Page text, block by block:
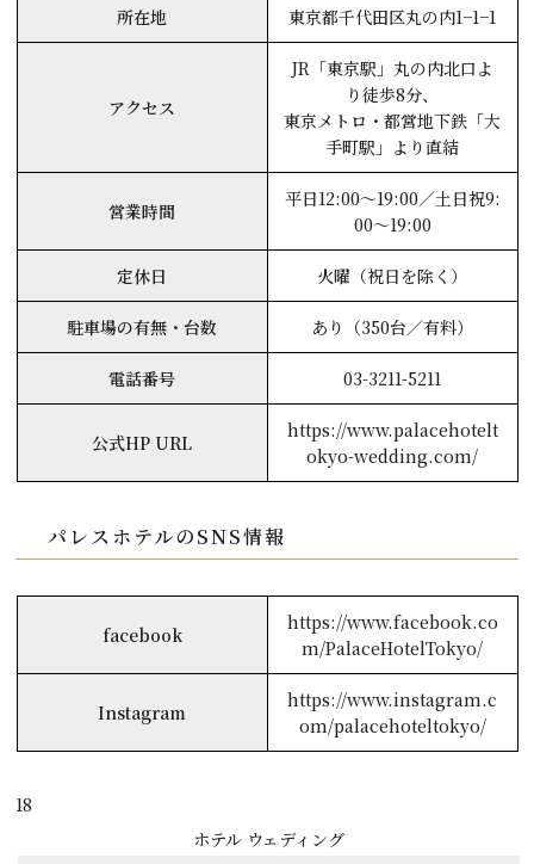
所在地 東京都千代田区丸の内1−1−1
アクセス
JR「東京駅」丸の内北口よ
り徒歩8分、
東京メトロ・都営地下鉄「大
手町駅」より直結
営業時間
平日12:00～19:00／土日祝9:
00～19:00
定休日 火曜（祝日を除く）
駐車場の有無・台数 あり（350台／有料）
電話番号 03-3211-5211
公式HP URL
https://www.palacehotelt
okyo-wedding.com/
パレスホテルのSNS情報
facebook
https://www.facebook.co
m/PalaceHotelTokyo/
Instagram
https://www.instagram.c
om/palacehoteltokyo/
18
ホテル ウェディング